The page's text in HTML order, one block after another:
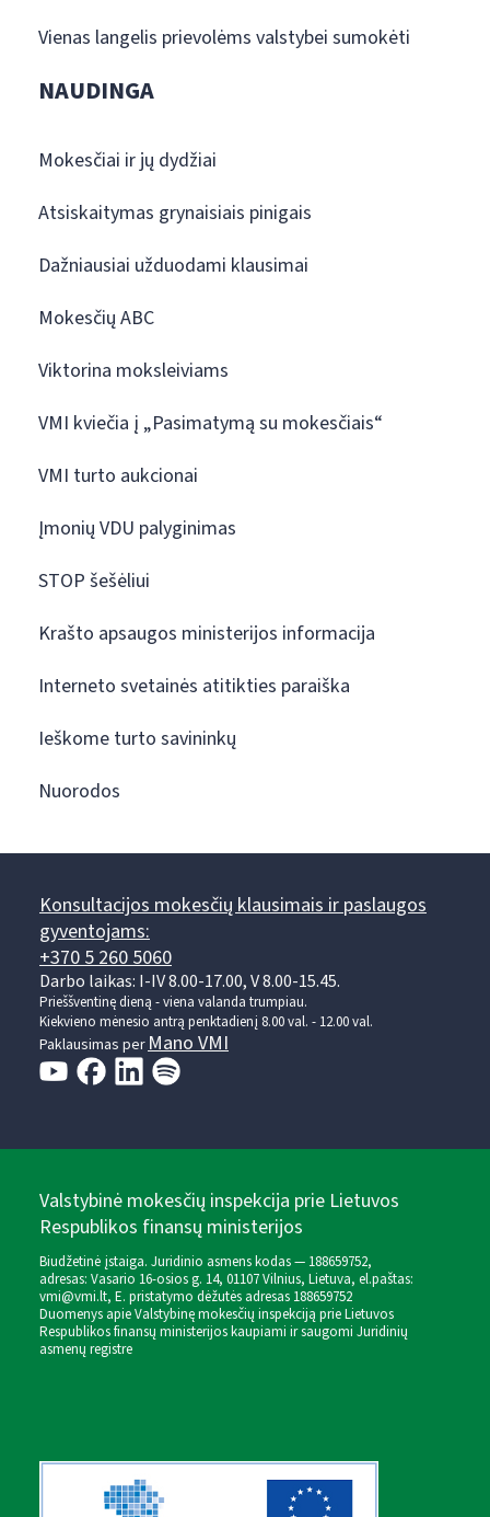
Vienas langelis prievolėms valstybei sumokėti
NAUDINGA
Mokesčiai ir jų dydžiai
Atsiskaitymas grynaisiais pinigais
Dažniausiai užduodami klausimai
Mokesčių ABC
Viktorina moksleiviams
VMI kviečia į „Pasimatymą su mokesčiais“
VMI turto aukcionai
Įmonių VDU palyginimas
STOP šešėliui
Krašto apsaugos ministerijos informacija
Interneto svetainės atitikties paraiška
Ieškome turto savininkų
Nuorodos
Konsultacijos mokesčių klausimais ir paslaugos
gyventojams:
+370 5 260 5060
Darbo laikas: I-IV 8.00-17.00, V 8.00-15.45.
Prieššventinę dieną - viena valanda trumpiau.
Kiekvieno mėnesio antrą penktadienį 8.00 val. - 12.00 val.
Paklausimas perMano VMI
Valstybinė mokesčių inspekcija prie Lietuvos
Respublikos finansų ministerijos
Biudžetinė įstaiga. Juridinio asmens kodas — 188659752,
adresas: Vasario 16-osios g. 14, 01107 Vilnius, Lietuva, el.paštas:
vmi@vmi.lt, E. pristatymo dėžutės adresas 188659752
Duomenys apie Valstybinę mokesčių inspekciją prie Lietuvos
Respublikos finansų ministerijos kaupiami ir saugomi Juridinių
asmenų registre